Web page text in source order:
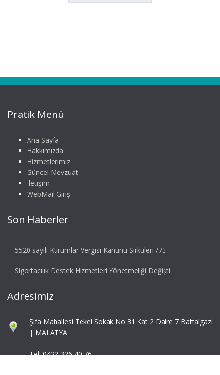
Pratik Menü
Ana Sayfa
Hakkımızda
Hizmetlerimiz
Güncel Mevzuat
İletişim
WebMail Giriş
Son Haberler
5520 sayılı Kurumlar Vergisi Kanunu Sirküleri /73
Sigortacılık Destek Hizmetleri Yönetmeliği Değişti
Adresimiz
Şifa Mahallesi Tekel Sokak No 31 Kat 2 Daire 7 Battalgazi
| MALATYA
Tel: 0422 326 40 76